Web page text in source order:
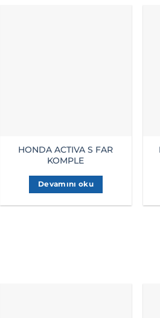
HONDA ACTIVA S FAR
KOMPLE
Devamını oku